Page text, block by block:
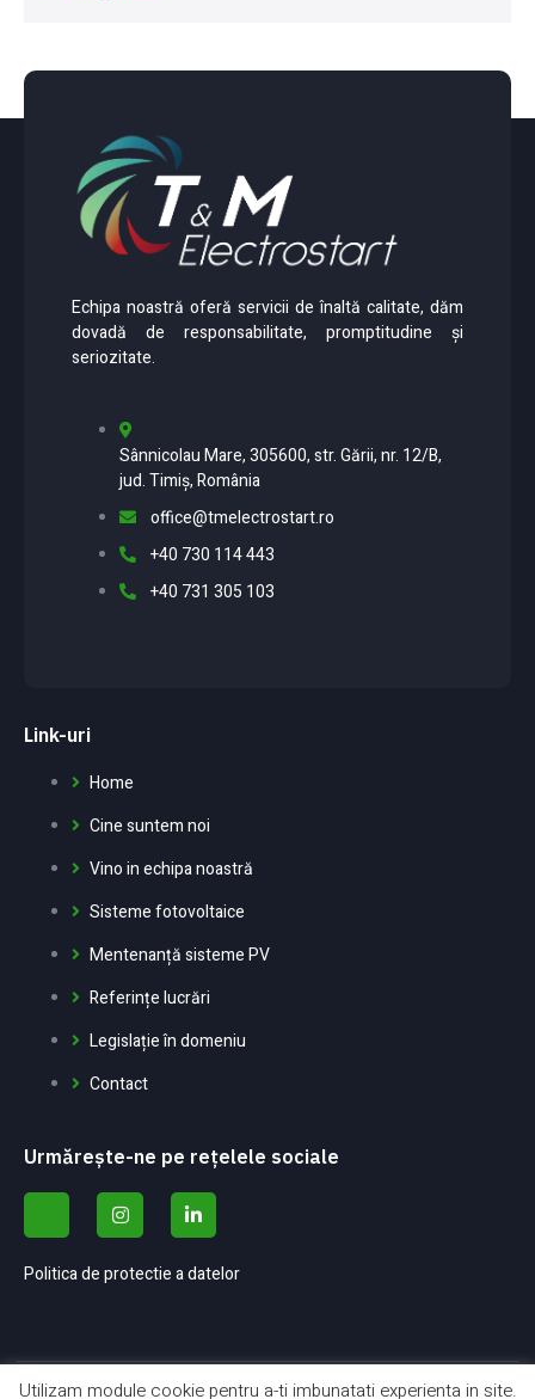
Echipa noastră oferă servicii de înaltă calitate, dăm
dovadă de responsabilitate, promptitudine și
seriozitate.
Sânnicolau Mare, 305600, str. Gării, nr. 12/B,
jud. Timiș, România
office@tmelectrostart.ro
+40 730 114 443
+40 731 305 103
Link-uri
Home
Cine suntem noi
Vino in echipa noastră
Sisteme fotovoltaice
Mentenanță sisteme PV
Referințe lucrări
Legislație în domeniu
Contact
Urmărește-ne pe rețelele sociale
Politica de protectie a datelor
Utilizam module cookie pentru a-ti imbunatati experienta in site.